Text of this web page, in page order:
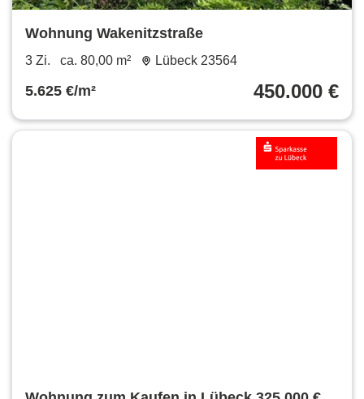
Wohnung Wakenitzstraße
3 Zi. ca. 80,00 m² Lübeck 23564
5.625 €/m² 450.000 €